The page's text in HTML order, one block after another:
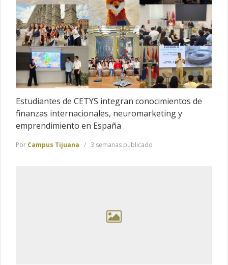
Estudiantes de CETYS integran conocimientos de
finanzas internacionales, neuromarketing y
emprendimiento en España
Por Campus Tijuana 3 semanas publicado